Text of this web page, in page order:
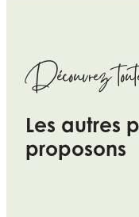
Découvrez
Les autres
proposons